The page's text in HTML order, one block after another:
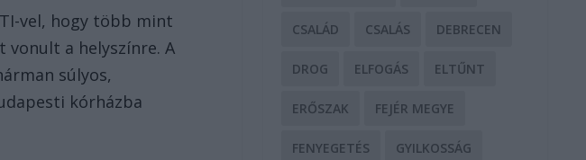
vel, hogy több mint
a helyszínre. A
súlyos,
kórházba
CSALÁD CSALÁS DEBRECEN
DROG ELFOGÁS ELTŰNT
ERŐSZAK FEJÉR MEGYE
FENYEGETÉS GYILKOSSÁG